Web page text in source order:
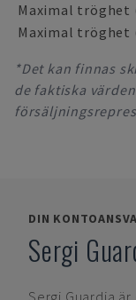
Maximal tröghet
Maximal tröghet
*Det kan finnas
de faktiska
DIN
Sergi
Sergi Guardia är